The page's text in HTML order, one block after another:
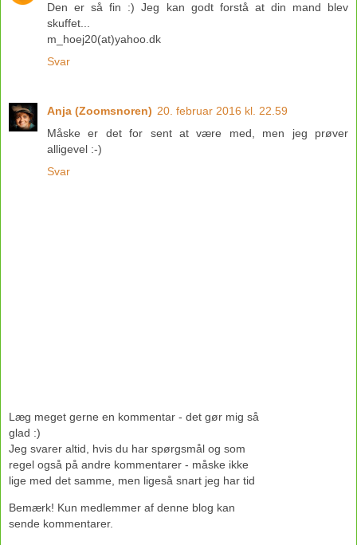
Den er så fin :) Jeg kan godt forstå at din mand blev
skuffet...
m_hoej20(at)yahoo.dk
Svar
Anja (Zoomsnoren) 20. februar 2016 kl. 22.59
Måske er det for sent at være med, men jeg prøver
alligevel :-)
Svar
Læg meget gerne en kommentar - det gør mig så
glad :)
Jeg svarer altid, hvis du har spørgsmål og som
regel også på andre kommentarer - måske ikke
lige med det samme, men ligeså snart jeg har tid
Bemærk! Kun medlemmer af denne blog kan
sende kommentarer.